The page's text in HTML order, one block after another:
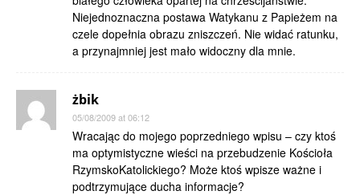
Niejednoznaczna postawa Watykanu z Papieżem na
czele dopełnia obrazu zniszczeń. Nie widać ratunku,
a przynajmniej jest mało widoczny dla mnie.
żbik
05/08/2009 at 06:12
Wracając do mojego poprzedniego wpisu – czy ktoś
ma optymistyczne wieści na przebudzenie Kościoła
RzymskoKatolickiego? Może ktoś wpisze ważne i
podtrzymujące ducha informacje?